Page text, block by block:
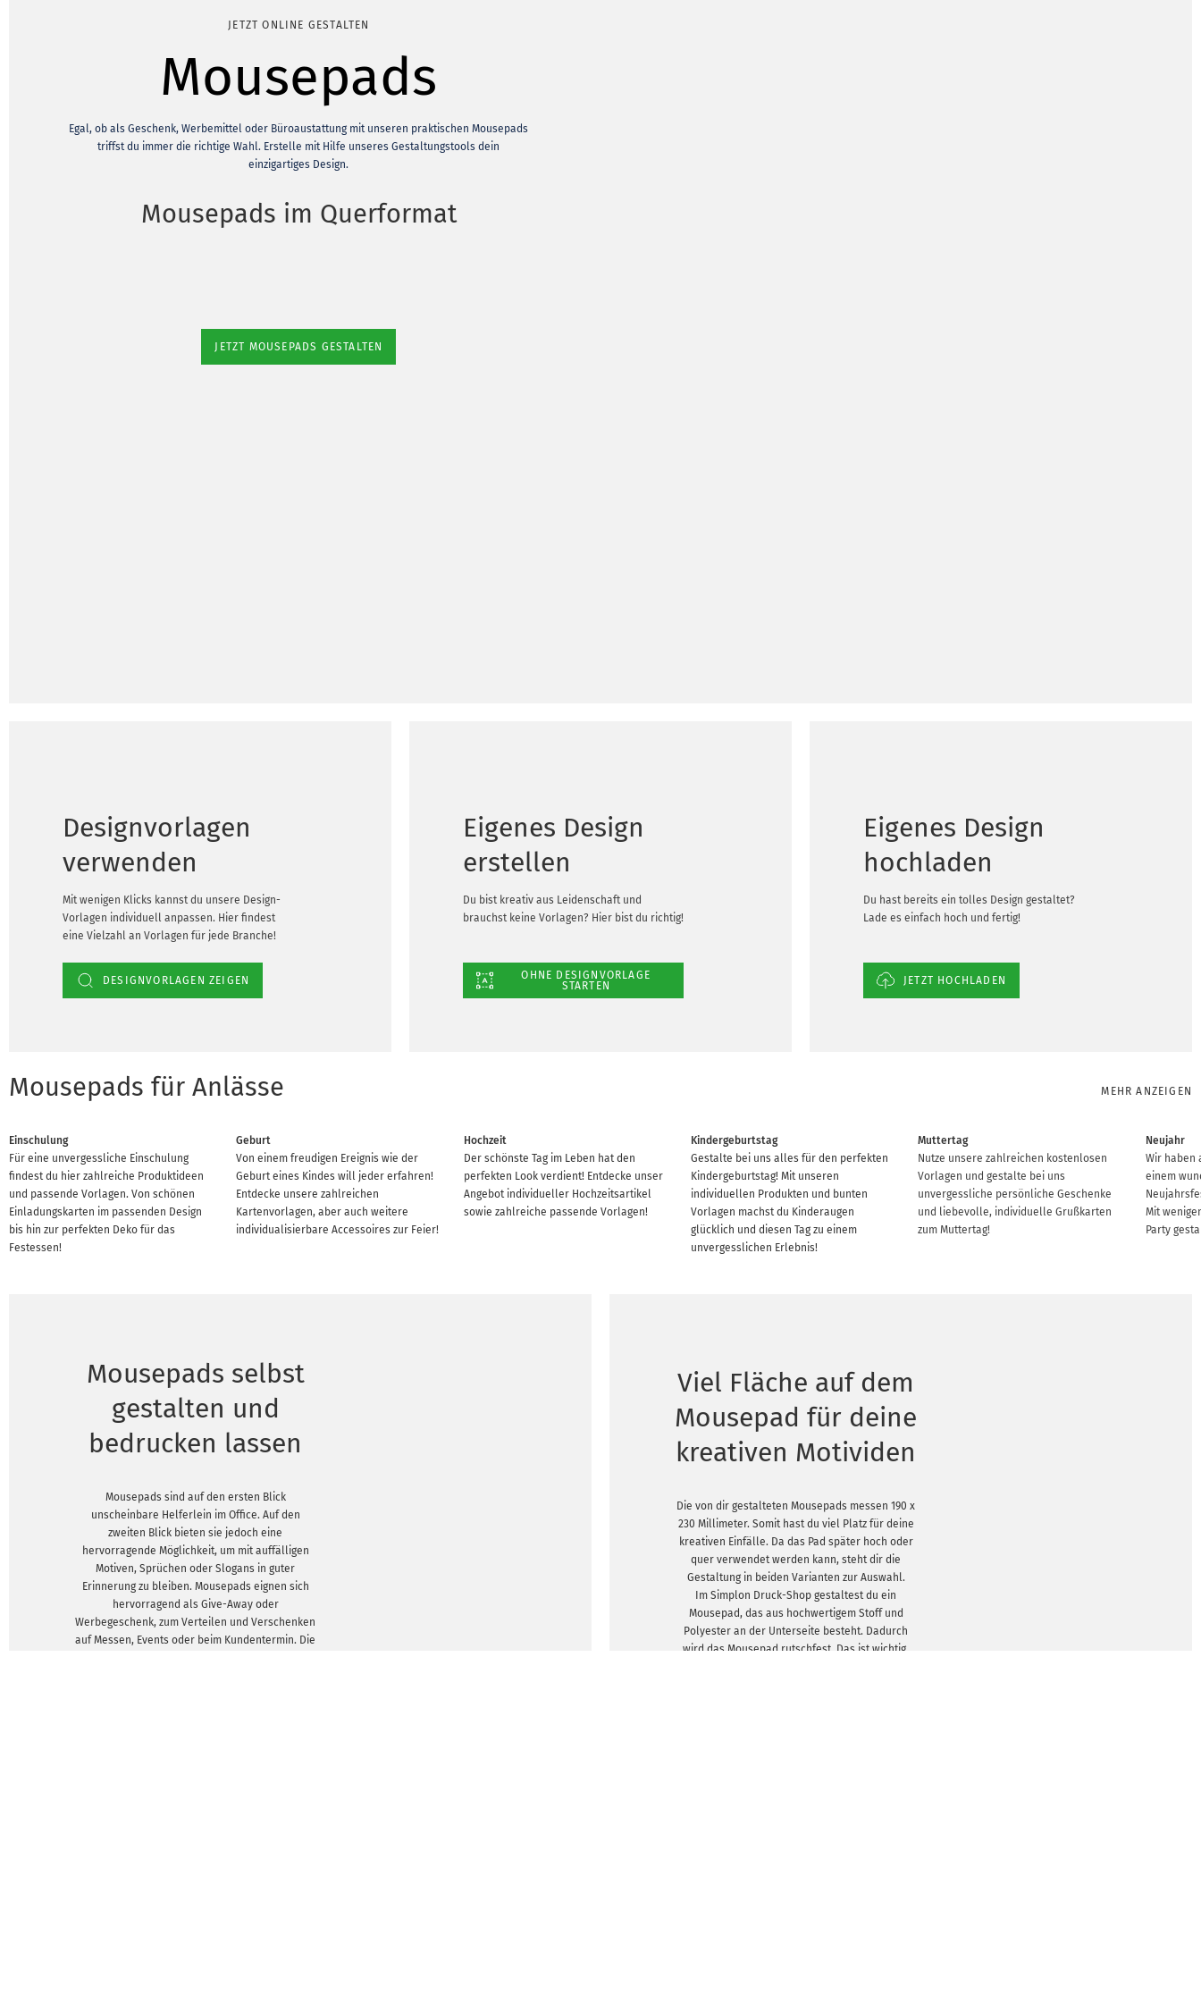
JETZT ONLINE GESTALTEN
Mousepads
Egal, ob als Geschenk, Werbemittel oder Büroaustattung mit unseren praktischen Mousepads
triffst du immer die richtige Wahl. Erstelle mit Hilfe unseres Gestaltungstools dein
einzigartiges Design.
Mousepads im Querformat
JETZT MOUSEPADS GESTALTEN
Designvorlagen
verwenden
Mit wenigen Klicks kannst du unsere Design-
Vorlagen individuell anpassen. Hier findest
eine Vielzahl an Vorlagen für jede Branche!
DESIGNVORLAGEN ZEIGEN
Eigenes Design
erstellen
Du bist kreativ aus Leidenschaft und
brauchst keine Vorlagen? Hier bist du richtig!
OHNE DESIGNVORLAGE
STARTEN
Eigenes Design
hochladen
Du hast bereits ein tolles Design gestaltet?
Lade es einfach hoch und fertig!
JETZT HOCHLADEN
Mousepads für Anlässe MEHR ANZEIGEN
Einschulung
Für eine unvergessliche Einschulung
findest du hier zahlreiche Produktideen
und passende Vorlagen. Von schönen
Einladungskarten im passenden Design
bis hin zur perfekten Deko für das
Festessen!
Geburt
Von einem freudigen Ereignis wie der
Geburt eines Kindes will jeder erfahren!
Entdecke unsere zahlreichen
Kartenvorlagen, aber auch weitere
individualisierbare Accessoires zur Feier!
Hochzeit
Der schönste Tag im Leben hat den
perfekten Look verdient! Entdecke unser
Angebot individueller Hochzeitsartikel
sowie zahlreiche passende Vorlagen!
Kindergeburtstag
Gestalte bei uns alles für den perfekten
Kindergeburtstag! Mit unseren
individuellen Produkten und bunten
Vorlagen machst du Kinderaugen
glücklich und diesen Tag zu einem
unvergesslichen Erlebnis!
Muttertag
Nutze unsere zahlreichen kostenlosen
Vorlagen und gestalte bei uns
unvergessliche persönliche Geschenke
und liebevolle, individuelle Grußkarten
zum Muttertag!
Neujahr
Wir haben
einem
Mit
Party
Mousepads selbst
gestalten und
bedrucken lassen
Mousepads sind auf den ersten Blick
unscheinbare Helferlein im Office. Auf den
zweiten Blick bieten sie jedoch eine
hervorragende Möglichkeit, um mit auffälligen
Motiven, Sprüchen oder Slogans in guter
Erinnerung zu bleiben. Mousepads eignen sich
hervorragend als Give-Away oder
Werbegeschenk, zum Verteilen und Verschenken
auf Messen, Events oder beim Kundentermin. Die
Viel Fläche auf dem
Mousepad für deine
kreativen Motividen
Die von dir gestalteten Mousepads messen 190 x
230 Millimeter. Somit hast du viel Platz für deine
kreativen Einfälle. Da das Pad später hoch oder
quer verwendet werden kann, steht dir die
Gestaltung in beiden Varianten zur Auswahl.
Im Simplon Druck-Shop gestaltest du ein
Mousepad, das aus hochwertigem Stoff und
Polyester an der Unterseite besteht. Dadurch
wird das Mousepad rutschfest. Das ist wichtig,